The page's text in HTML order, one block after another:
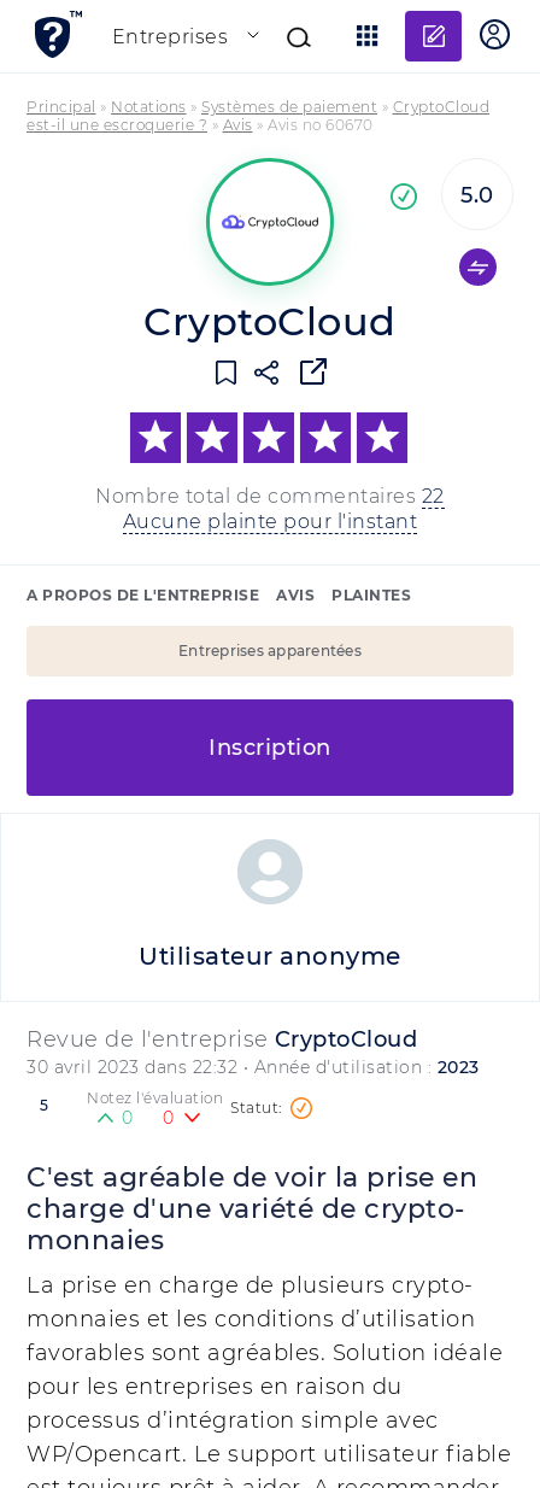
Entreprises
Principal » Notations » Systèmes de paiement » CryptoCloud
est-il une escroquerie ? » Avis » Avis no 60670
CryptoCloud
Nombre total de commentaires 22
Aucune plainte pour l'instant
5.0
confirmée
A PROPOS DE L'ENTREPRISE AVIS PLAINTES
Entreprises apparentées
Inscription
Revue de l'entreprise CryptoCloud
30 avril 2023 dans 22:32 • Année d'utilisation : 2023
5 Notez l'évaluation
0 0
C'est agréable de voir la prise en
charge d'une variété de crypto-
monnaies
La prise en charge de plusieurs crypto-
monnaies et les conditions d’utilisation
favorables sont agréables. Solution idéale
pour les entreprises en raison du
processus d’intégration simple avec
WP/Opencart. Le support utilisateur fiable
Utilisateur anonyme